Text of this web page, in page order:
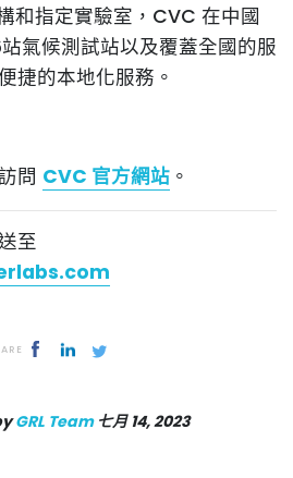
和指定實驗室，CVC 在中國
氣候測試站以及覆蓋全國的服
捷的本地化服務。
問 CVC 官方網站 。
至
GRL Team七月 14, 2023